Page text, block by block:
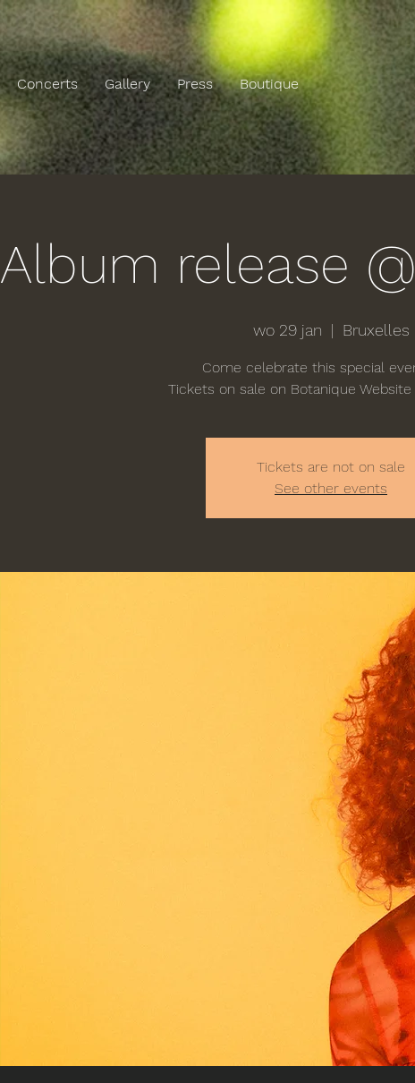
Concerts Gallery Press Boutique
Album release
wo 29 jan
  |
Bruxelles
Come celebrate this special
Tickets are not on sale
See other events